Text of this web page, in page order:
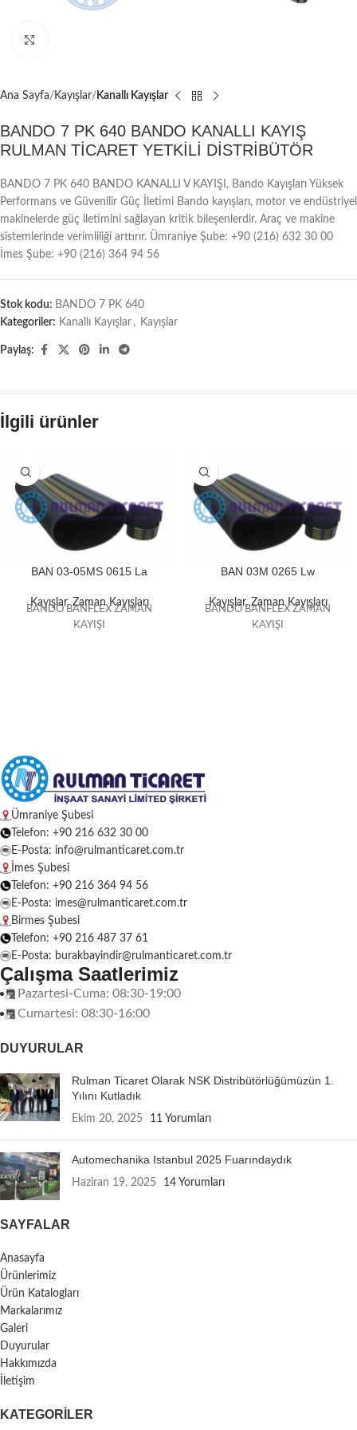
Ana Sayfa Kayışlar Kanallı Kayışlar
BANDO 7 PK 640 BANDO KANALLI KAYIŞ
RULMAN TİCARET YETKİLİ DİSTRİBÜTÖR
BANDO 7 PK 640 BANDO KANALLI V KAYIŞI, Bando Kayışları Yüksek
Performans ve Güvenilir Güç İletimi Bando kayışları, motor ve endüstriyel
makinelerde güç iletimini sağlayan kritik bileşenlerdir. Araç ve makine
sistemlerinde verimliliği arttırır. Ümraniye Şube: +90 (216) 632 30 00
İmes Şube: +90 (216) 364 94 56
Stok kodu: BANDO 7 PK 640
Kategoriler: Kanallı Kayışlar , Kayışlar
Paylaş:
İlgili ürünler
BAN 03-05MS 0615 La
Kayışlar,Zaman Kayışları
BANDO BANFLEX ZAMAN
KAYIŞI
BAN 03M 0265 Lw
Kayışlar,Zaman Kayışları
BANDO BANFLEX ZAMAN
KAYIŞI
Ümraniye Şubesi
Telefon: +90 216 632 30 00
E-Posta: info@rulmanticaret.com.tr
İmes Şubesi
Telefon: +90 216 364 94 56
E-Posta: imes@rulmanticaret.com.tr
Birmes Şubesi
Telefon: +90 216 487 37 61
E-Posta: burakbayindir@rulmanticaret.com.tr
Çalışma Saatlerimiz
Pazartesi-Cuma: 08:30-19:00
Cumartesi: 08:30-16:00
DUYURULAR
Rulman Ticaret Olarak NSK Distribütörlüğümüzün 1.
Yılını Kutladık
Ekim 20, 2025 11 Yorumları
Automechanika Istanbul 2025 Fuarındaydık
Haziran 19, 2025 14 Yorumları
SAYFALAR
Anasayfa
Ürünlerimiz
Ürün Katalogları
Markalarımız
Galeri
Duyurular
Hakkımızda
İletişim
KATEGORILER